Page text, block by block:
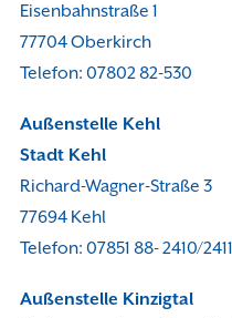
Eisenbahnstraße 1
77704 Oberkirch
Telefon: 07802 82-530
Außenstelle Kehl
Stadt Kehl
Richard-Wagner-Straße 3
77694 Kehl
Telefon: 07851 88- 2410/2411
Außenstelle Kinzigtal